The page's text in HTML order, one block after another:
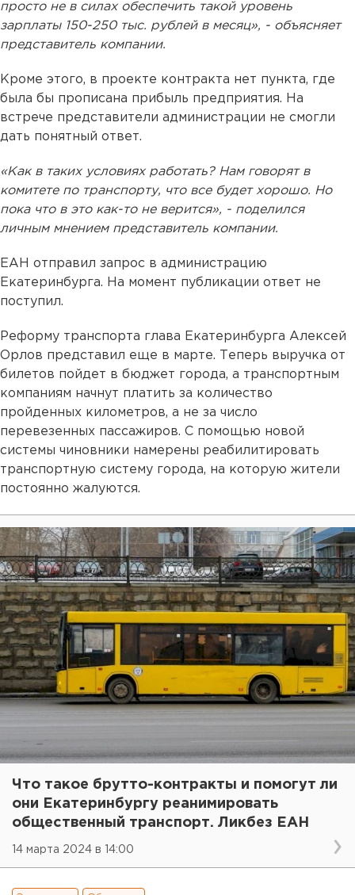
просто не в силах обеспечить такой уровень
зарплаты 150-250 тыс. рублей в месяц», - объясняет
представитель компании.
Кроме этого, в проекте контракта нет пункта, где
была бы прописана прибыль предприятия. На
встрече представители администрации не смогли
дать понятный ответ.
«Как в таких условиях работать? Нам говорят в
комитете по транспорту, что все будет хорошо. Но
пока что в это как-то не верится», - поделился
личным мнением представитель компании.
ЕАН отправил запрос в администрацию
Екатеринбурга. На момент публикации ответ не
поступил.
Реформу транспорта глава Екатеринбурга Алексей
Орлов представил еще в марте. Теперь выручка от
билетов пойдет в бюджет города, а транспортным
компаниям начнут платить за количество
пройденных километров, а не за число
перевезенных пассажиров. С помощью новой
системы чиновники намерены реабилитировать
транспортную систему города, на которую жители
постоянно жалуются.
Что такое брутто-контракты и помогут ли
они Екатеринбургу реанимировать
общественный транспорт. Ликбез ЕАН
14 марта 2024 в 14:00